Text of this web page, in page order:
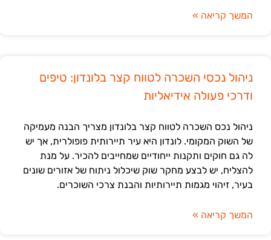
המשך קריאה »
ניהול נכסי השכרה לטווח קצר בלונדון: טיפים
ודרכי פעולה אידיאליות
ניהול נכס השכרה לטווח קצר בלונדון מצריך הבנה מעמיקה
של השוק המקומי. לונדון היא עיר תיירותית פופולרית, אך יש
לה גם חוקים ותקנות ייחודיים שמחייבים להכיר. על מנת
להצליח, יש לבצע מחקר שוק שיכלול ניתוח של אזורים שונים
בעיר, זיהוי מגמות תיירותיות והבנת צרכי השוכרים.
המשך קריאה »